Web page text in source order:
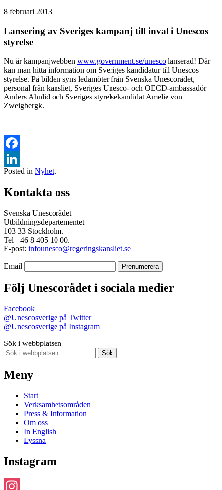
8 februari 2013
Lansering av Sveriges kampanj till inval i Unescos
styrelse
Nu är kampanjwebben www.government.se/unesco lanserad! Där
kan man hitta information om Sveriges kandidatur till Unescos
styrelse. På bilden syns ledamöter från Svenska Unescorådet,
personal från kansliet, Sveriges Unesco- och OECD-ambassadör
Anders Ahnlid och Sveriges styrelsekandidat Amelie von
Zweigbergk.
Facebook
LinkedIn
Posted in Nyhet.
Kontakta oss
Svenska Unescorådet
Utbildningsdepartementet
103 33 Stockholm.
Tel +46 8 405 10 00.
E-post: infounesco@regeringskansliet.se
Email
Följ Unescorådet i sociala medier
Facebook
@Unescosverige på Twitter
@Unescosverige på Instagram
Sök i webbplatsen
Sök
Meny
Start
Verksamhetsområden
Press & Information
Om oss
In English
Lyssna
Instagram